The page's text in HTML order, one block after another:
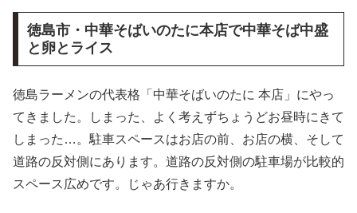
徳島市・中華そばいのたに本店で中華そば中盛
と卵とライス
徳島ラーメンの代表格「中華そばいのたに 本店」にやっ
てきました。しまった、よく考えずちょうどお昼時にきて
しまった…。駐車スペースはお店の前、お店の横、そして
道路の反対側にあります。道路の反対側の駐車場が比較的
スペース広めです。じゃあ行きますか。